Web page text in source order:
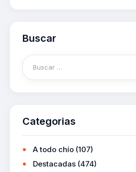
Buscar
Categorias
A todo chío (107)
Destacadas (474)